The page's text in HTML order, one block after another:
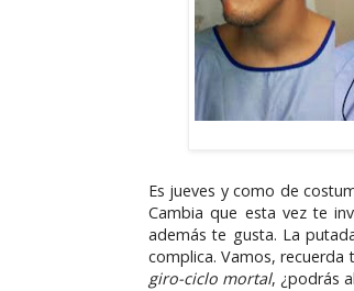
Es jueves y como de
Cambia que esta vez te
además te gusta. La
complica. Vamos, recuerda
giro-ciclo mortal, ¿podrás